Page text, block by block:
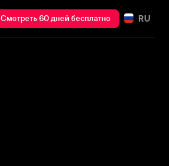
Смотреть 60 дней бесплатно RU